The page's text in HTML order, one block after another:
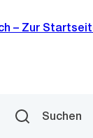
Suchen